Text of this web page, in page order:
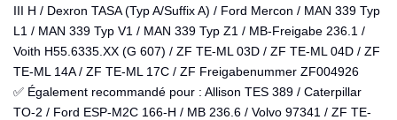
III H / Dexron TASA (Typ A/Suffix A) / Ford Mercon / MAN 339 Typ
L1 / MAN 339 Typ V1 / MAN 339 Typ Z1 / MB-Freigabe 236.1 /
Voith H55.6335.XX (G 607) / ZF TE-ML 03D / ZF TE-ML 04D / ZF
TE-ML 14A / ZF TE-ML 17C / ZF Freigabenummer ZF004926
✅ Également recommandé pour : Allison TES 389 / Caterpillar
TO-2 / Ford ESP-M2C 166-H / MB 236.6 / Volvo 97341 / ZF TE-